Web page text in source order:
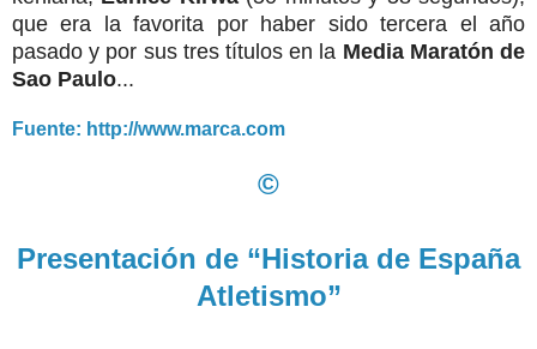
que era la favorita por haber sido tercera el año
pasado y por sus tres títulos en la Media Maratón de
Sao Paulo...
Fuente: http://www.marca.com
©
Presentación de “Historia de España
Atletismo”